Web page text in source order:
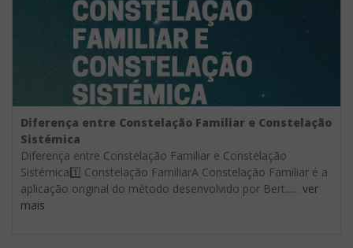
Diferença entre Constelação Familiar e Constelação
Sistémica
Diferença entre Constelação Familiar e Constelação
Sistémica1️⃣ Constelação FamiliarA Constelação Familiar é a
aplicação original do método desenvolvido por Bert...... ver
mais